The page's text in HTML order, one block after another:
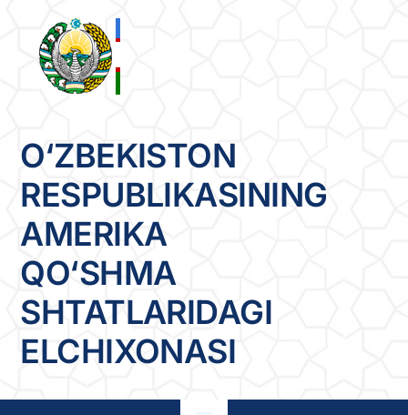
content
O‘ZBEKISTON
RESPUBLIKASINING
AMERIKA
QO‘SHMA
SHTATLARIDAGI
ELCHIXONASI